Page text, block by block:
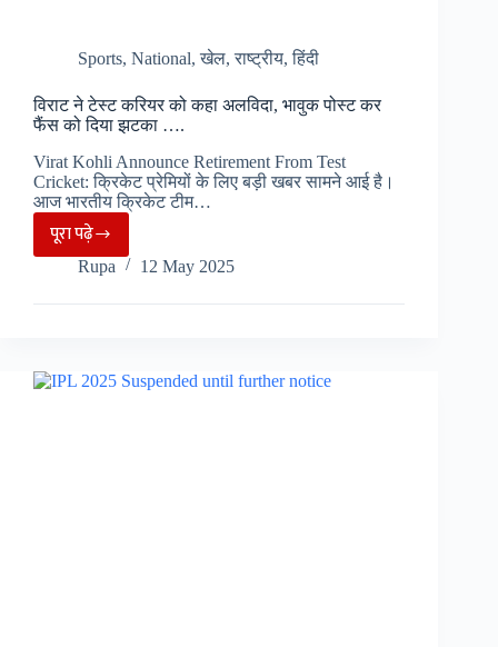
Sports, National,खेल,राष्ट्रीय,हिंदी
विराट ने टेस्ट करियर को कहा अलविदा, भावुक पोस्ट कर
फैंस को दिया झटका ….
Virat Kohli Announce Retirement From Test
Cricket: क्रिकेट प्रेमियों के लिए बड़ी खबर सामने आई है।
आज भारतीय क्रिकेट टीम…
पूरा पढ़ेविराट
ने
टेस्ट
कहा
Rupa 12 May 2025